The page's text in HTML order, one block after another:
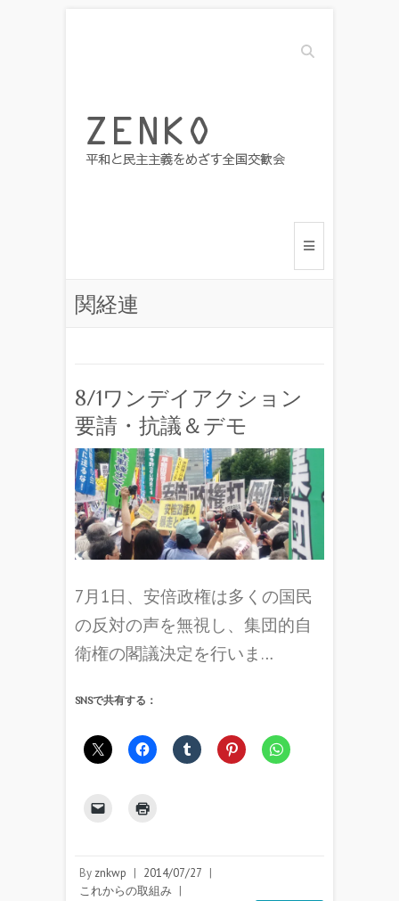
Search
関経連
8/1ワンデイアクション
要請・抗議＆デモ
7月1日、安倍政権は多くの国民
の反対の声を無視し、集団的自
衛権の閣議決定を行いま…
SNSで共有する：
By znkwp | 2014/07/27 |
これからの取組み |